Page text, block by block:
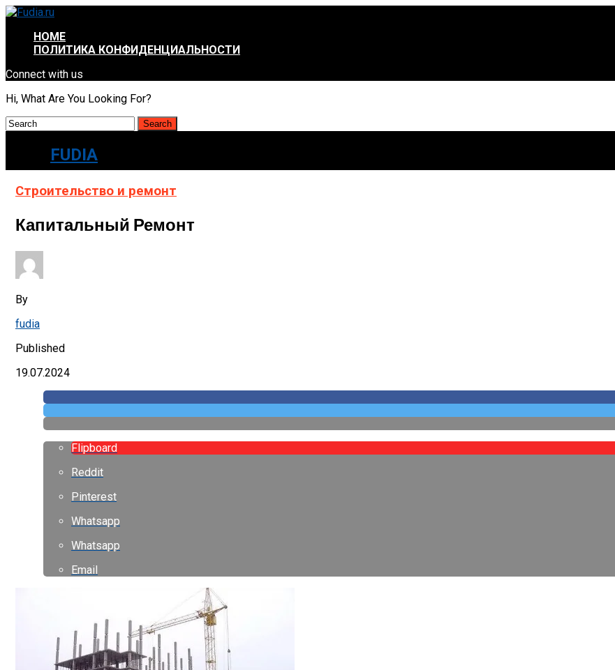
HOME
ПОЛИТИКА КОНФИДЕНЦИАЛЬНОСТИ
Connect with us
Hi, What Are You Looking For?
FUDIA
Строительство и ремонт
Капитальный Ремонт
By
fudia
Published
19.07.2024
Flipboard
Reddit
Pinterest
Whatsapp
Whatsapp
Email